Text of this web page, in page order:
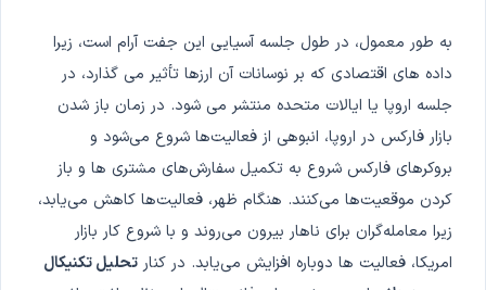
به طور معمول، در طول جلسه آسیایی این جفت آرام است، زیرا
داده های اقتصادی که بر نوسانات آن ارزها تأثیر می گذارد، در
جلسه اروپا یا ایالات متحده منتشر می شود. در زمان باز شدن
بازار فارکس در اروپا، انبوهی از فعالیت‌ها شروع می‌شود و
بروکرهای فارکس شروع به تکمیل سفارش‌های مشتری ها و باز
کردن موقعیت‌ها می‌کنند. هنگام ظهر، فعالیت‌ها کاهش می‌یابد،
زیرا معامله‌گران برای ناهار بیرون می‌روند و با شروع کار بازار
امریکا، فعالیت ها دوباره افزایش می‌یابد. در کنار تحلیل تکنیکال